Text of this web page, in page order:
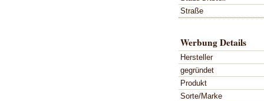
Straße
Werbung Details
Hersteller
gegründet
Produkt
Sorte/Marke